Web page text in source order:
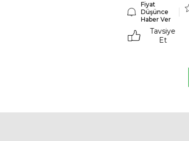
Fiyat
Düşünce
Haber Ver
Tavsiye
Et